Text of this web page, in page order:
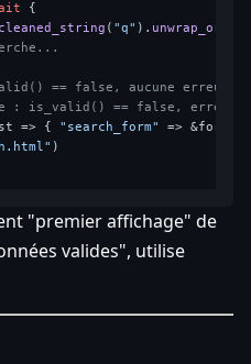
{
cleaned_string ( "q" ).
== false, aucune erreur →
: is_valid() == false, erreurs
=> {
"search_form"
=> &form
)
"premier affichage" de
valides", utilise